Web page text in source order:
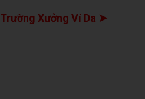
Trường Xưởng Ví Da ➤